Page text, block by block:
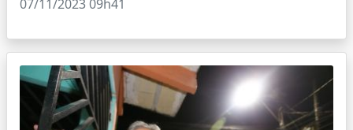
07/11/2023 09h41